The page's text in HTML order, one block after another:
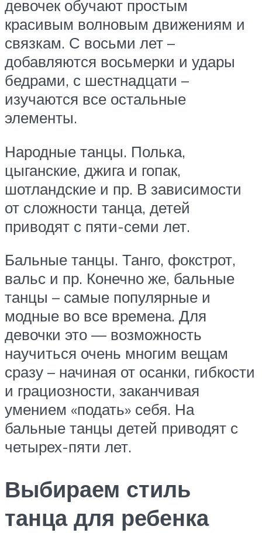
девочек обучают простым
красивым волновым движениям и
связкам. С восьми лет –
добавляются восьмерки и удары
бедрами, с шестнадцати –
изучаются все остальные
элементы.
Народные танцы. Полька,
цыганские, джига и гопак,
шотландские и пр. В зависимости
от сложности танца, детей
приводят с пяти-семи лет.
Бальные танцы. Танго, фокстрот,
вальс и пр. Конечно же, бальные
танцы – самые популярные и
модные во все времена. Для
девочки это — возможность
научиться очень многим вещам
сразу – начиная от осанки, гибкости
и грациозности, заканчивая
умением «подать» себя. На
бальные танцы детей приводят с
четырех-пяти лет.
Выбираем стиль
танца для ребенка